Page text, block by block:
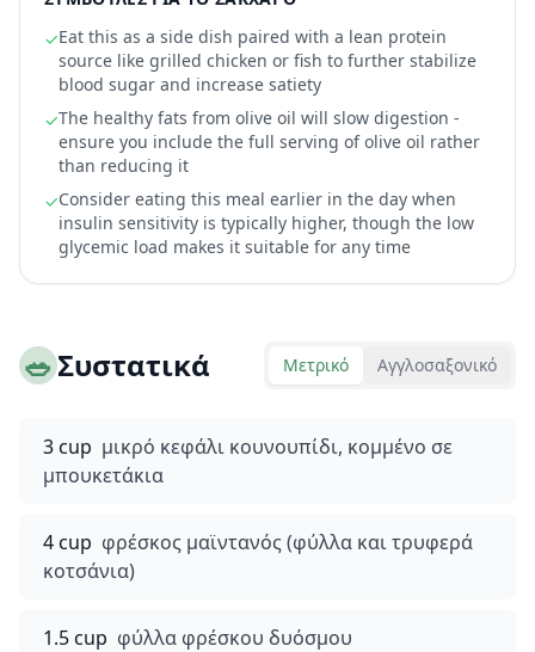
✓Eat this as a side dish paired with a lean protein
source like grilled chicken or fish to further stabilize
blood sugar and increase satiety
✓The healthy fats from olive oil will slow digestion -
ensure you include the full serving of olive oil rather
than reducing it
✓Consider eating this meal earlier in the day when
insulin sensitivity is typically higher, though the low
glycemic load makes it suitable for any time
🥗Συστατικά Μετρικό Αγγλοσαξονικό
3 cup μικρό κεφάλι κουνουπίδι, κομμένο σε
μπουκετάκια
4 cup φρέσκος μαϊντανός (φύλλα και τρυφερά
κοτσάνια)
1.5 cup φύλλα φρέσκου δυόσμου